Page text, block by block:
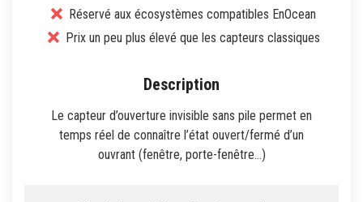
Réservé aux écosystèmes compatibles EnOcean
Prix un peu plus élevé que les capteurs classiques
Le capteur d’ouverture invisible sans pile permet en
temps réel de connaître l’état ouvert/fermé d’un
ouvrant (fenêtre, porte-fenêtre…)